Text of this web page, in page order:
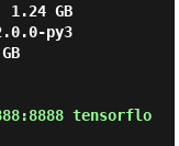
GB
py3
tensorflo